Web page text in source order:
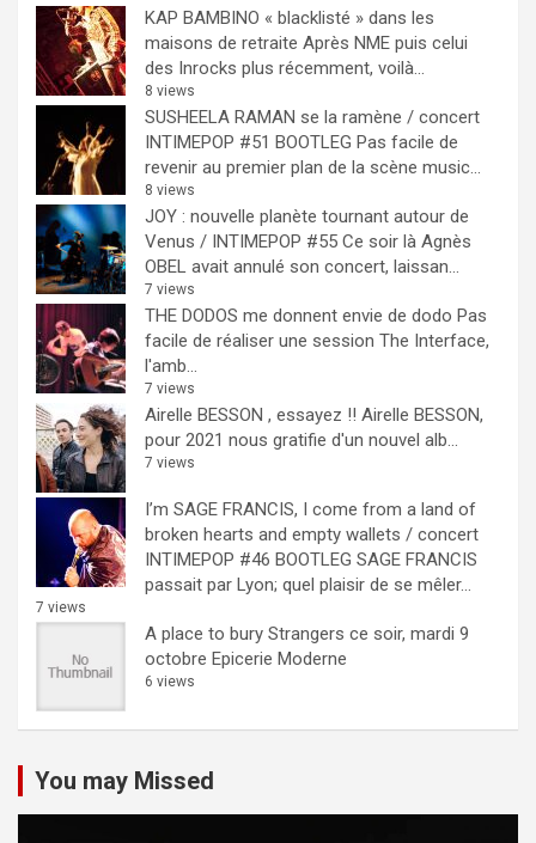
KAP BAMBINO « blacklisté » dans les
maisons de retraite Après NME puis celui
des Inrocks plus récemment, voilà...
8 views
SUSHEELA RAMAN se la ramène / concert
INTIMEPOP #51 BOOTLEG Pas facile de
revenir au premier plan de la scène music...
8 views
JOY : nouvelle planète tournant autour de
Venus / INTIMEPOP #55 Ce soir là Agnès
OBEL avait annulé son concert, laissan...
7 views
THE DODOS me donnent envie de dodo Pas
facile de réaliser une session The Interface,
l'amb...
7 views
Airelle BESSON , essayez !! Airelle BESSON,
pour 2021 nous gratifie d'un nouvel alb...
7 views
I’m SAGE FRANCIS, I come from a land of
broken hearts and empty wallets / concert
INTIMEPOP #46 BOOTLEG SAGE FRANCIS
passait par Lyon; quel plaisir de se mêler...
7 views
A place to bury Strangers ce soir, mardi 9
octobre Epicerie Moderne
6 views
You may Missed